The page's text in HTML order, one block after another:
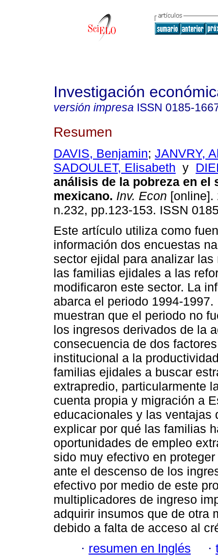
Investigación
versión impresa ISSN 0185-
Resumen
DAVIS, Benjamin; JANVRY,
SADOULET, Elisabeth y
análisis de la pobreza en el
mexicano. Inv. Econ [online].
n.232, pp.123-153. ISSN
Este artículo utiliza como
información dos encuestas
sector ejidal para analizar las
las familias ejidales a las
modificaron este sector. La
abarca el periodo 1994-
muestran que el periodo no
los ingresos derivados de la
consecuencia de dos
institucional a la
familias ejidales a buscar
extrapredio, particularmente
cuenta propia y migración a
educacionales y las ventajas
explicar por qué las familias
oportunidades de empleo
sido muy efectivo en
ante el descenso de los
efectivo por medio de este
multiplicadores de ingreso
adquirir insumos que de otra
debido a falta de acceso al
· resumen en Inglés ·